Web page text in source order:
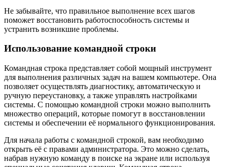
Не забывайте, что правильное выполнение всех шагов
поможет восстановить работоспособность системы и
устранить возникшие проблемы.
Использование командной строки
Командная строка представляет собой мощный инструмент
для выполнения различных задач на вашем компьютере. Она
позволяет осуществлять диагностику, автоматическую и
ручную переустановку, а также управлять настройками
системы. С помощью командной строки можно выполнить
множество операций, которые помогут в восстановлении
системы и обеспечении её нормального функционирования.
Для начала работы с командной строкой, вам необходимо
открыть её с правами администратора. Это можно сделать,
набрав нужную команду в поиске на экране или используя